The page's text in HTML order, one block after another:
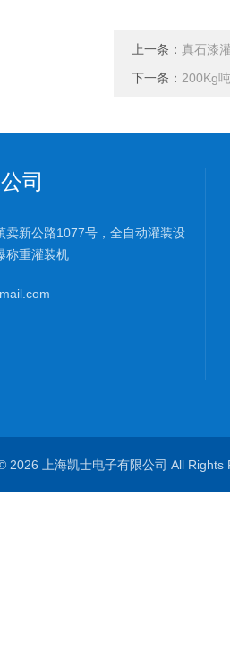
上一条： 真石漆
下一条： 200Kg
司
卖新公路1077号，全自动灌装设
称重灌装机
2026 上海凯士电子有限公司 All